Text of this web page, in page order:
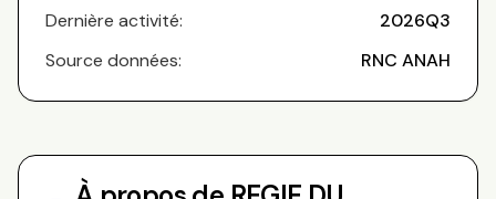
Dernière activité:
2026Q3
Source données:
RNC ANAH